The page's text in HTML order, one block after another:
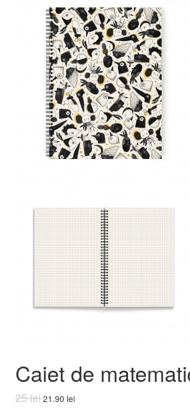
Caiet de
25 lei 21.90 lei